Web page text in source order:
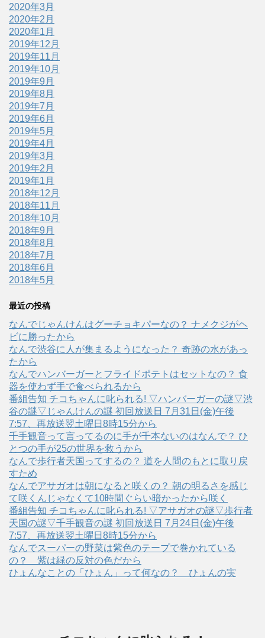
2020年3月
2020年2月
2020年1月
2019年12月
2019年11月
2019年10月
2019年9月
2019年8月
2019年7月
2019年6月
2019年5月
2019年4月
2019年3月
2019年2月
2019年1月
2018年12月
2018年11月
2018年10月
2018年9月
2018年8月
2018年7月
2018年6月
2018年5月
最近の投稿
なんでじゃんけんはグーチョキパーなの？ ナメクジがヘ
ビに勝ったから
なんで渋谷に人が集まるようになった？ 奇跡の水があっ
たから
なんでハンバーガーとフライドポテトはセットなの？ 食
器を使わず手で食べられるから
番組告知 チコちゃんに叱られる! ▽ハンバーガーの謎▽渋
谷の謎▽じゃんけんの謎 初回放送日 7月31日(金)午後
7:57、再放送翌土曜日8時15分から
千手観音って言ってるのに手が千本ないのはなんで？ ひ
とつの手が25の世界を救うから
なんで歩行者天国ってするの？ 道を人間のもとに取り戻
すため
なんでアサガオは朝になると咲くの？ 朝の明るさを感じ
て咲くんじゃなくて10時間ぐらい暗かったから咲く
番組告知 チコちゃんに叱られる! ▽アサガオの謎▽歩行者
天国の謎▽千手観音の謎 初回放送日 7月24日(金)午後
7:57、再放送翌土曜日8時15分から
なんでスーパーの野菜は紫色のテープで巻かれている
の？ 紫は緑の反対の色だから
ひょんなことの「ひょん」って何なの？ ひょんの実